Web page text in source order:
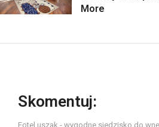
More
Skomentuj:
Fotel uszak - wygodne siedzisko do